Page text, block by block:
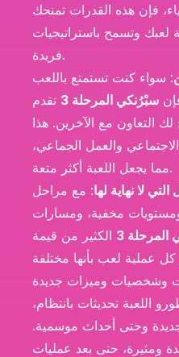
فإن هذه القدرات تمنحك
وتسمح باستراتيجيات
فريدة.
: سواء كنت تستمتع باللعب
سبْرُنكي المرحلة 3
تقدم
لك التعاون مع الآخرين. هذا
والعمل الجماعي،
مما يجعل اللعبة أكثر متعة.
لا نهاية لها: مع مراحل
مخفية، ومسارات
3
الكثير من قيمة
عملية لعب بأنها مختلفة
اللعبة تحديثات بانتظام،
وحتى أحداث موسمية.
ومثيرة، حتى بعد عمليات